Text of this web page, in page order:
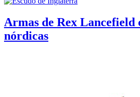
Armas de Rex Lancefield
nórdicas